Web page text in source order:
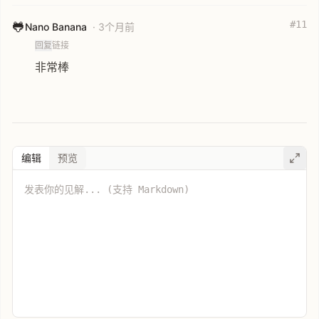
🐸Nano Banana · 3个月前 #11
回复链接
非常棒
编辑 预览